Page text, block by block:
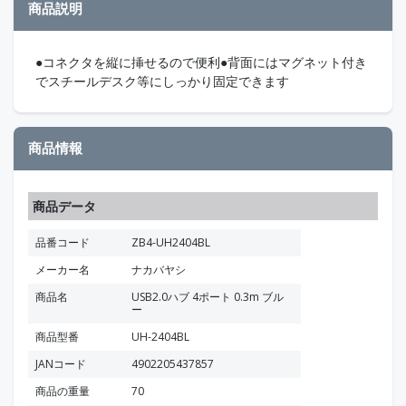
商品説明
●コネクタを縦に挿せるので便利●背面にはマグネット付き
でスチールデスク等にしっかり固定できます
商品情報
商品データ
品番コード
ZB4-UH2404BL
メーカー名
ナカバヤシ
商品名
USB2.0ハブ 4ポート 0.3m ブル
ー
商品型番
UH-2404BL
JANコード
4902205437857
商品の重量
70